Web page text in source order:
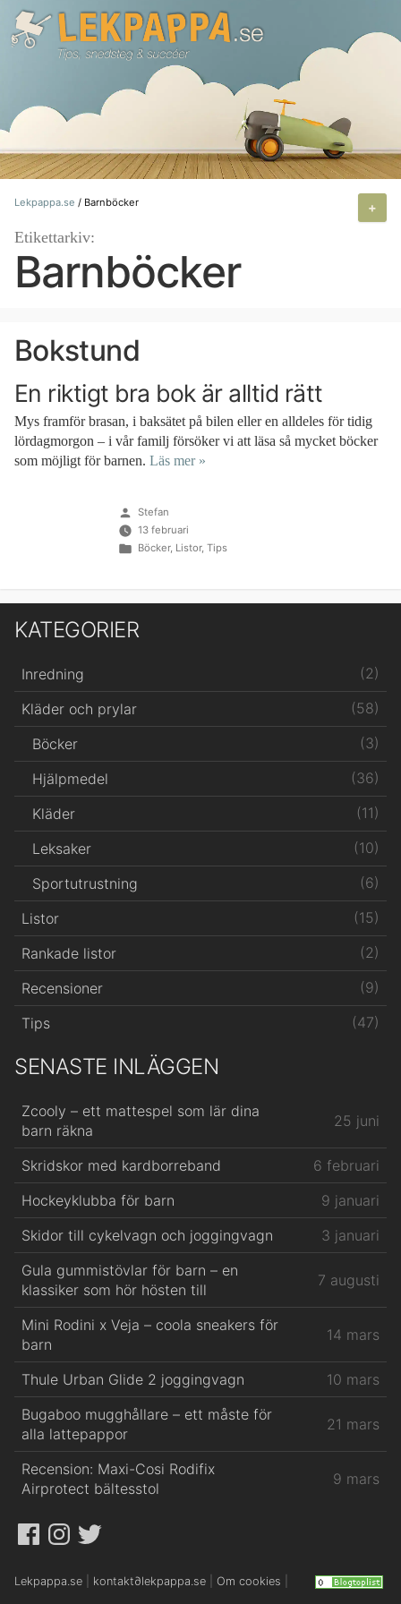
Hoppa
till
+
Lekpappa.se / Barnböcker
Etikettarkiv:
Barnböcker
Bokstund
En riktigt bra bok är alltid rätt
Mys framför brasan, i baksätet på bilen eller en alldeles för tidig
lördagmorgon – i vår familj försöker vi att läsa så mycket böcker
som möjligt för barnen. Läs mer »
Publicerat
av
Stefan
13 februari
Publicerat
Böcker, Listor, Tips
KATEGORIER
Inredning
(2)
Kläder och prylar
(58)
Böcker
(3)
Hjälpmedel
(36)
Kläder
(11)
Leksaker
(10)
Sportutrustning
(6)
Listor
(15)
Rankade listor
(2)
Recensioner
(9)
Tips
(47)
SENASTE INLÄGGEN
Zcooly – ett mattespel som lär dina
barn räkna
25 juni
Skridskor med kardborreband
6 februari
Hockeyklubba för barn
9 januari
Skidor till cykelvagn och joggingvagn
3 januari
Gula gummistövlar för barn – en
klassiker som hör hösten till
7 augusti
Mini Rodini x Veja – coola sneakers för
barn
14 mars
Thule Urban Glide 2 joggingvagn
10 mars
Bugaboo mugghållare – ett måste för
alla lattepappor
21 mars
Recension: Maxi-Cosi Rodifix
Airprotect bältesstol
9 mars
FacebookInstagram
Twitter
Lekpappa.se kontakt∂lekpappa.se Om cookies